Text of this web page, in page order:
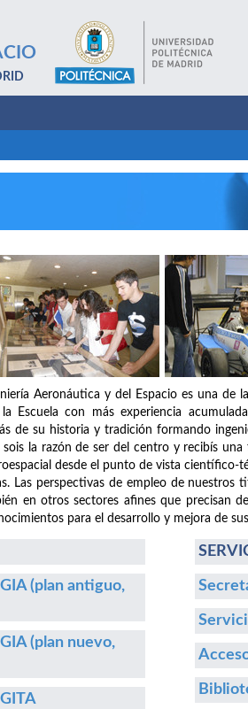
Aeronáutica y del Espacio es una de
Escuela con más experiencia
de su historia y tradición formando
sois la razón de ser del centro y recibís
desde el punto de vista
Las perspectivas de empleo de
en otros sectores afines que precisan
para el desarrollo y mejora de
(plan antiguo,
(plan nuevo,